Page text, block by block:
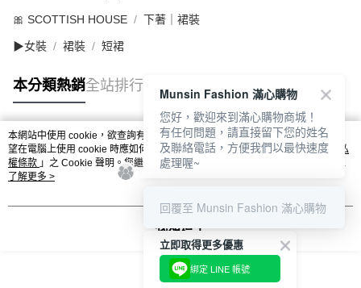
🎀 SCOTTISH HOUSE 下著｜裙裝
▶女裝 裙裝 短裙
本分類熱銷全站排行
熱門標籤
本網站中使用 cookie，欲查詢有關本網站使用 cookie 方式之詳情，及若您不希
望在電腦上使用 cookie 時應如何變更電腦的 cookie 設定，請參閱本網站「
隱私
權條款 」之 Cookie 聲明。您繼續使用本網站即表示您同意本公司得按本網站使
用條款之 Cookie 聲明使用 cookie。
了解更多 >
我知道了
立即取得更多優惠
綁定 LINE 帳號
Munsin Fashion 滿心購物
您好，歡迎來到滿心購物商城！
有任何問題，請直接留下您的姓名
及聯絡電話，方便我們以最快速度
處理喔~
回覆至 Munsin Fashion 滿心購物